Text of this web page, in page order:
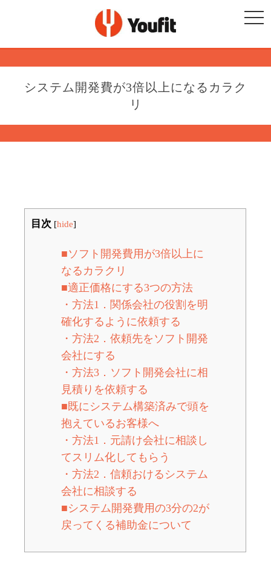
システム開発費が3倍以上になるカラク
リ
目次 [hide]
■ソフト開発費用が3倍以上に
なるカラクリ
■適正価格にする3つの方法
・方法1．関係会社の役割を明
確化するように依頼する
・方法2．依頼先をソフト開発
会社にする
・方法3．ソフト開発会社に相
見積りを依頼する
■既にシステム構築済みで頭を
抱えているお客様へ
・方法1．元請け会社に相談し
てスリム化してもらう
・方法2．信頼おけるシステム
会社に相談する
■システム開発費用の3分の2が
戻ってくる補助金について